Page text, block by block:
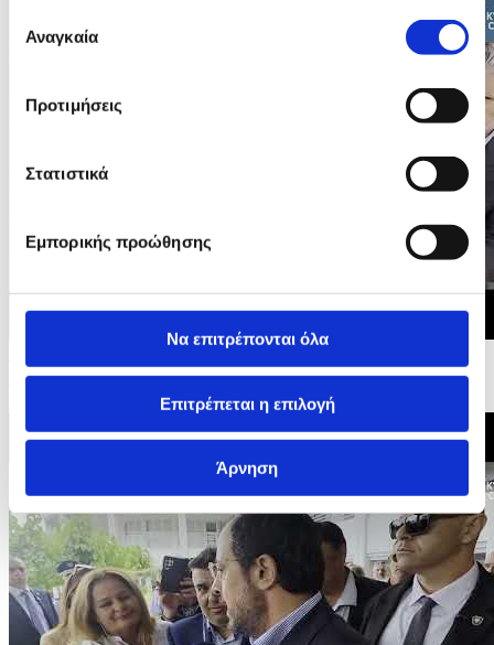
των υπηρεσιών τους.
συγκατάθεσης
Αναγκαία
Προτιμήσεις
Στατιστικά
Εμπορικής προώθησης
Να επιτρέπονται όλα
Επιτρέπεται η επιλογή
Άρνηση
Πρώην Πρόεδρος της Βουλής, Γιαννάκης Ομήρου -
Βουλευτικές Εκλογές 2026